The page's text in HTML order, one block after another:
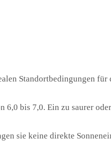
Standortbedingungen für
bis 7,0. Ein zu saurer
sie keine direkte